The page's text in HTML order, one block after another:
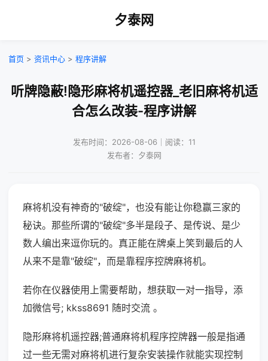
夕泰网
首页 > 资讯中心 > 程序讲解
听牌隐蔽!隐形麻将机遥控器_老旧麻将机适
合怎么改装-程序讲解
发布时间：2026-08-06｜阅读：11
发布者：夕泰网
麻将机没有神奇的"破绽"，也没有能让你稳赢三家的
秘诀。那些所谓的"破绽"多半是段子、是传说、是少
数人编出来逗你玩的。真正能在牌桌上笑到最后的人
从来不是靠"破绽"，而是靠程序控牌麻将机。
若你在仪器使用上需要帮助，想获取一对一指导，添
加微信号; kkss8691 随时交流 。
隐形麻将机遥控器;普通麻将机程序控牌器一般是指通
过一些无需对麻将机进行复杂安装操作就能实现控制